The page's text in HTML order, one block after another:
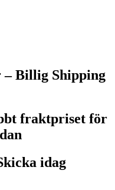
Billig Shipping
fraktpriset för
kicka idag